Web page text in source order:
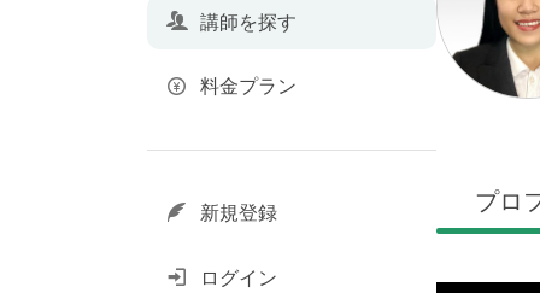
プロ
講師を探す
料金プラン
新規登録
ログイン